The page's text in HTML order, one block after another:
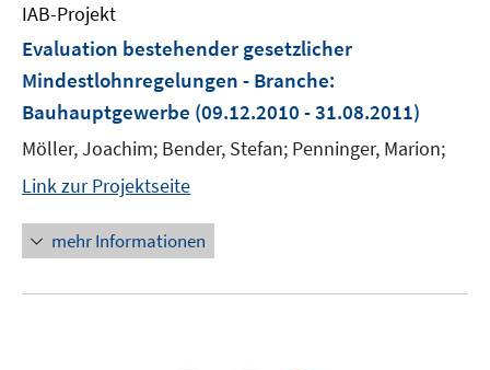
IAB-Projekt
Evaluation bestehender gesetzlicher
Mindestlohnregelungen - Branche:
Bauhauptgewerbe (09.12.2010 - 31.08.2011)
Möller, Joachim; Bender, Stefan; Penninger, Marion;
Link zur Projektseite
mehr Informationen